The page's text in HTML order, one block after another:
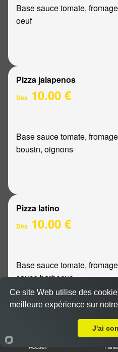
Base sauce tomate,
oeuf
Pizza jalapenos
Dès 10.00 €
Base sauce tomate,
bousin, oignons
Pizza latino
Dès 10.00 €
Base sauce tomate,
sauce barbecue
Accueil
Ce site Web utilise des
meilleure expérience sur
J'ai